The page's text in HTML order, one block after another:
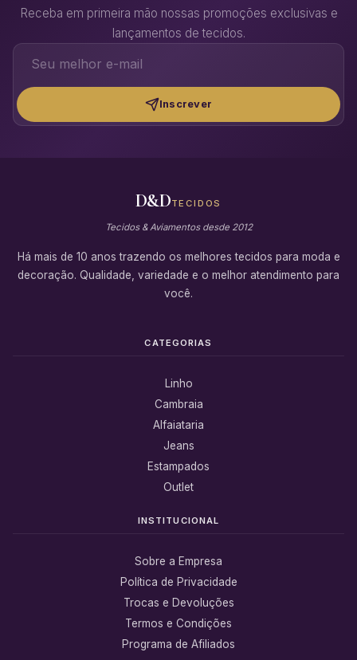
Receba em primeira mão nossas promoções exclusivas e
lançamentos de tecidos.
Inscrever
D&DTECIDOS
Tecidos & Aviamentos desde 2012
Há mais de 10 anos trazendo os melhores tecidos para moda e
decoração. Qualidade, variedade e o melhor atendimento para
você.
CATEGORIAS
Linho
Cambraia
Alfaiataria
Jeans
Estampados
Outlet
INSTITUCIONAL
Sobre a Empresa
Política de Privacidade
Trocas e Devoluções
Termos e Condições
Programa de Afiliados